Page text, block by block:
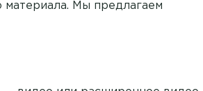
материала. Мы предлагаем